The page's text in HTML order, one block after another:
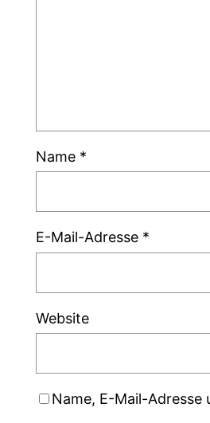
Name *
E-Mail-Adresse *
Website
Name, E-Mail-